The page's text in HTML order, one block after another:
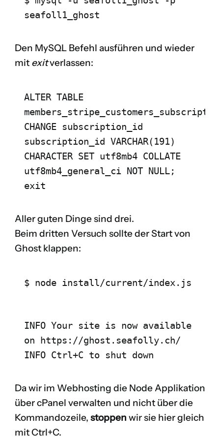
seafoll1_ghost
Den MySQL Befehl ausführen und wieder
mit exitverlassen:
CHANGE subscription_id
subscription_id VARCHAR(191)
CHARACTER SET utf8mb4 COLLATE
utf8mb4_general_ci NOT NULL;
exit
Aller guten Dinge sind drei.
Beim dritten Versuch sollte der Start von
Ghost klappen:
$ node install/current/index.js
INFO Your site is now available
on https://ghost.seafolly.ch/
INFO Ctrl+C to shut down
Da wir im Webhosting die Node Applikation
über cPanel verwalten und nicht über die
Kommandozeile, stoppen wir sie hier gleich
mit Ctrl+C.